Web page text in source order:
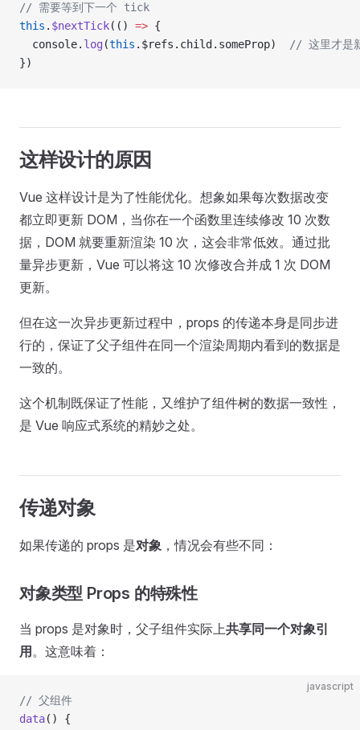
// 需要等到下一个 tick
this . $nextTick(() => {
  console.
log (this .$refs.child.someProp)
// 这里才是
})
这样设计的原因
Vue 这样设计是为了性能优化。想象如果每次数据改变
都立即更新 DOM，当你在一个函数里连续修改 10 次数
据，DOM 就要重新渲染 10 次，这会非常低效。通过批
量异步更新，Vue 可以将这 10 次修改合并成 1 次 DOM
更新。
但在这一次异步更新过程中，props 的传递本身是同步进
行的，保证了父子组件在同一个渲染周期内看到的数据是
一致的。
这个机制既保证了性能，又维护了组件树的数据一致性，
是 Vue 响应式系统的精妙之处。
传递对象
如果传递的 props 是对象 ，情况会有些不同：
对象类型 Props 的特殊性
当 props 是对象时，父子组件实际上共享同一个对象引
用 。这意味着：
javascript
// 父组件
data() {